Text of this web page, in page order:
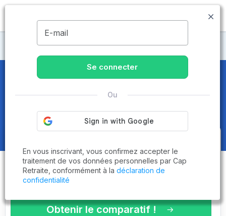
MENU
CCAS
CCASdans les Pyrénées-
Atlantiques (64) - Page 3 sur 9
Obtenez le
comparatif des
établissementsadaptés à vos
critères en 3 minutes !
Obtenir le comparatif !
E-mail
Se connecter
Ou
En vous inscrivant, vous confirmez accepter le
traitement de vos données personnelles par Cap
Retraite, conformément à la déclaration de
confidentialité